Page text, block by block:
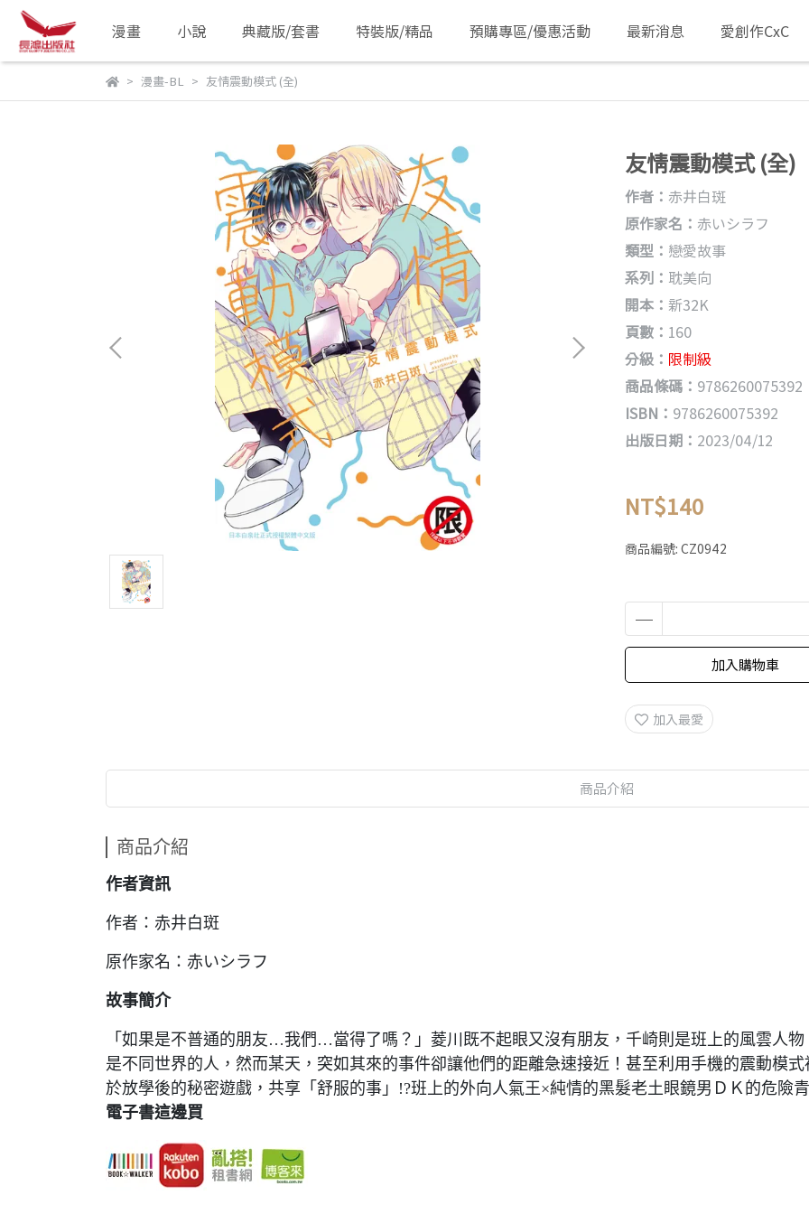
漫畫 小說 典藏版/套書 特裝版/精品 預購專區/優惠活動 最新消息 愛創作CxC
漫畫-BL 友情震動模式 (全)
友情震動模式 (全)
作者： 赤井白斑
原作家名： 赤いシラフ
類型： 戀愛故事
系列： 耽美向
開本： 新32K
頁數： 160
分級： 限制級
商品條碼： 9786260075392
ISBN： 9786260075392
出版日期： 2023/04/12
NT$140
商品編號: CZ0942
加入購物車
加入最愛
商品介紹
商品介紹
作者資訊
作者：赤井白斑
原作家名：赤いシラフ
故事簡介
「如果是不普通的朋友…我們…當得了嗎？」菱川既不起眼又沒有朋友，千崎則是班上的風雲人
是不同世界的人，然而某天，突如其來的事件卻讓他們的距離急速接近！甚至利用手機的震動模
於放學後的秘密遊戲，共享「舒服的事」!?班上的外向人氣王×純情的黑髮老土眼鏡男ＤＫ的危險
電子書這邊買